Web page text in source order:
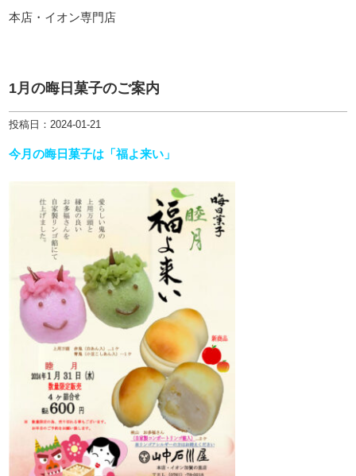
本店・イオン専門店
1月の晦日菓子のご案内
投稿日：2024-01-21
今月の晦日菓子は「福よ来い」